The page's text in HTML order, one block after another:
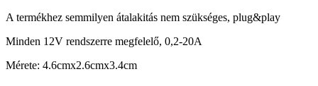
A termékhez semmilyen átalakitás nem szükséges, plug&play
Minden 12V rendszerre megfelelő, 0,2-20A
Mérete: 4.6cmx2.6cmx3.4cm